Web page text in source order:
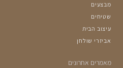
מבצעים
שטיחים
עיצוב הבית
אביזרי שולחן
מאמרים אחרונים